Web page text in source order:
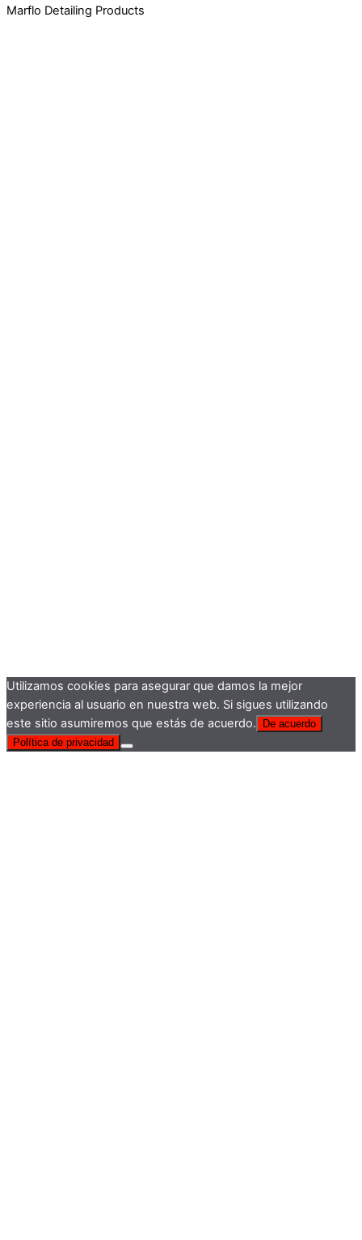
Marflo Detailing Products
Utilizamos cookies para asegurar que damos la mejor
experiencia al usuario en nuestra web. Si sigues utilizando
este sitio asumiremos que estás de acuerdo.
De acuerdo
Política de privacidad